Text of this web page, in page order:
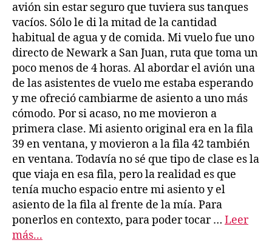
avión sin estar seguro que tuviera sus tanques
vacíos. Sólo le di la mitad de la cantidad
habitual de agua y de comida. Mi vuelo fue uno
directo de Newark a San Juan, ruta que toma un
poco menos de 4 horas. Al abordar el avión una
de las asistentes de vuelo me estaba esperando
y me ofreció cambiarme de asiento a uno más
cómodo. Por si acaso, no me movieron a
primera clase. Mi asiento original era en la fila
39 en ventana, y movieron a la fila 42 también
en ventana. Todavía no sé que tipo de clase es la
que viaja en esa fila, pero la realidad es que
tenía mucho espacio entre mi asiento y el
asiento de la fila al frente de la mía. Para
ponerlos en contexto, para poder tocar … Leer
más...